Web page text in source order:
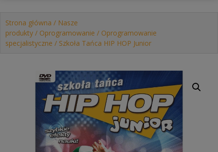
Strona główna / Nasze
produkty / Oprogramowanie / Oprogramowanie
specjalistyczne / Szkoła Tańca HIP HOP Junior